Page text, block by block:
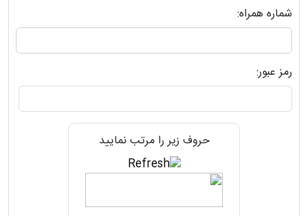
شماره همراه:
رمز عبور:
حروف زیر را مرتب نمایید